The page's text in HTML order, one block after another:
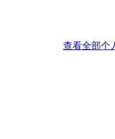
查看全部个